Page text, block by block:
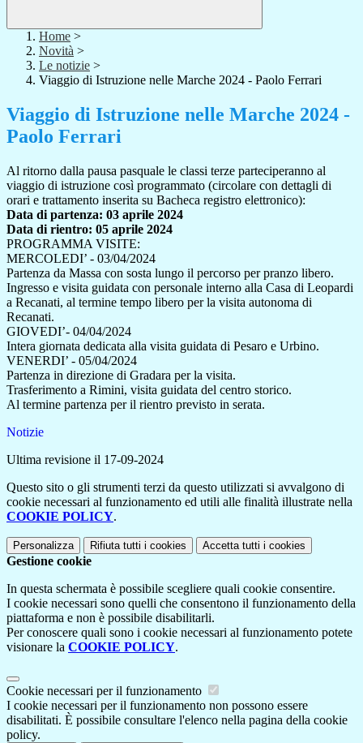
Home >
Novità >
Le notizie >
Viaggio di Istruzione nelle Marche 2024 - Paolo Ferrari
Viaggio di Istruzione nelle Marche 2024 -
Paolo Ferrari
Al ritorno dalla pausa pasquale le classi terze parteciperanno al
viaggio di istruzione così programmato (circolare con dettagli di
orari e trattamento inserita su Bacheca registro elettronico):
Data di partenza: 03 aprile 2024
Data di rientro: 05 aprile 2024
PROGRAMMA VISITE:
MERCOLEDI’ - 03/04/2024
Partenza da Massa con sosta lungo il percorso per pranzo libero.
Ingresso e visita guidata con personale interno alla Casa di Leopardi
a Recanati, al termine tempo libero per la visita autonoma di
Recanati.
GIOVEDI’- 04/04/2024
Intera giornata dedicata alla visita guidata di Pesaro e Urbino.
VENERDI’ - 05/04/2024
Partenza in direzione di Gradara per la visita.
Trasferimento a Rimini, visita guidata del centro storico.
Al termine partenza per il rientro previsto in serata.
Notizie
Ultima revisione il 17-09-2024
Questo sito o gli strumenti terzi da questo utilizzati si avvalgono di
cookie necessari al funzionamento ed utili alle finalità illustrate nella
COOKIE POLICY.
Personalizza Rifiuta tutti i cookies Accetta tutti i cookies
Gestione cookie
In questa schermata è possibile scegliere quali cookie consentire.
I cookie necessari sono quelli che consentono il funzionamento della
piattaforma e non è possibile disabilitarli.
Per conoscere quali sono i cookie necessari al funzionamento potete
visionare la COOKIE POLICY.
Cookie necessari per il funzionamento
I cookie necessari per il funzionamento non possono essere
disabilitati. È possibile consultare l'elenco nella pagina della cookie
policy.